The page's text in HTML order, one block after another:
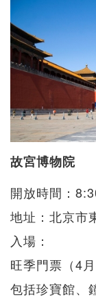
故宮博物院
開放時間：
地址：北京市
入場：
旺季門票（4
包括珍寶館、